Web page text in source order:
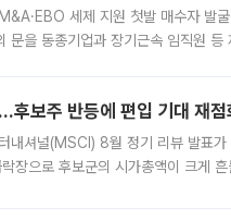
세제 지원 첫발 매수자 발
문을 동종기업과 장기근속 임직원
보주 반등에 편입 기대 재점
내셔널(MSCI) 8월 정기 리뷰 발표
장으로 후보군의 시가총액이 크게